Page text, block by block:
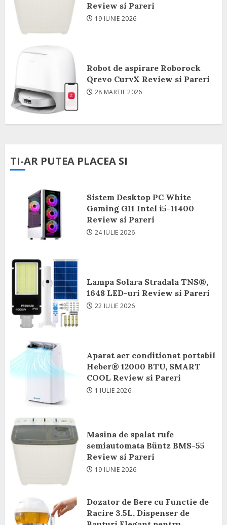
Review si Pareri
19 IUNIE 2026
Robot de aspirare Roborock
Qrevo CurvX Review si Pareri
28 MARTIE 2026
TI-AR PUTEA PLACEA SI
Sistem Desktop PC White
Gaming G11 Intel i5-11400
Review si Pareri
24 IULIE 2026
Lampa Solara Stradala TNS®,
1648 LED-uri Review si Pareri
22 IULIE 2026
Aparat aer conditionat portabil
Heber® 12000 BTU, SMART
COOL Review si Pareri
1 IULIE 2026
Masina de spalat rufe
semiautomata Büntz BMS-55
Review si Pareri
19 IUNIE 2026
Dozator de Bere cu Functie de
Racire 3.5L, Dispenser de